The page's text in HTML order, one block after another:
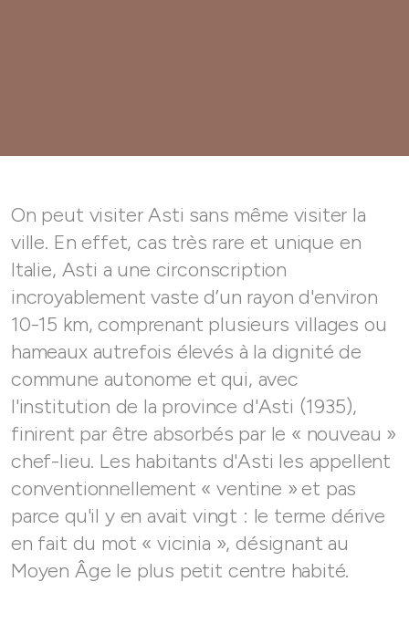
On peut visiter Asti sans même visiter la
ville. En effet, cas très rare et unique en
Italie, Asti a une circonscription
incroyablement vaste d’un rayon d'environ
10-15 km, comprenant plusieurs villages ou
hameaux autrefois élevés à la dignité de
commune autonome et qui, avec
l'institution de la province d'Asti (1935),
finirent par être absorbés par le « nouveau »
chef-lieu. Les habitants d'Asti les appellent
conventionnellement « ventine »et pas
parce qu'il y en avait vingt : le terme dérive
en fait du mot « vicinia », désignant au
Moyen Âge le plus petit centre habité.